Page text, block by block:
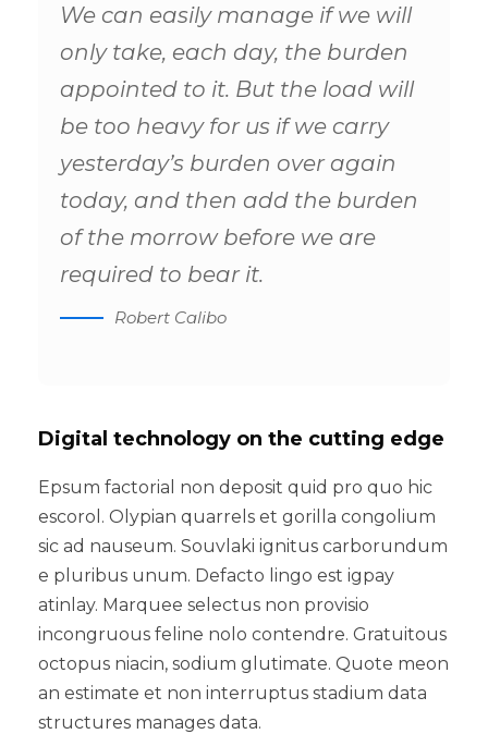
We can easily manage if we will
only take, each day, the burden
appointed to it. But the load will
be too heavy for us if we carry
yesterday’s burden over again
today, and then add the burden
of the morrow before we are
required to bear it.
Robert Calibo
Digital technology on the cutting edge
Epsum factorial non deposit quid pro quo hic
escorol. Olypian quarrels et gorilla congolium
sic ad nauseum. Souvlaki ignitus carborundum
e pluribus unum. Defacto lingo est igpay
atinlay. Marquee selectus non provisio
incongruous feline nolo contendre. Gratuitous
octopus niacin, sodium glutimate. Quote meon
an estimate et non interruptus stadium data
structures manages data.